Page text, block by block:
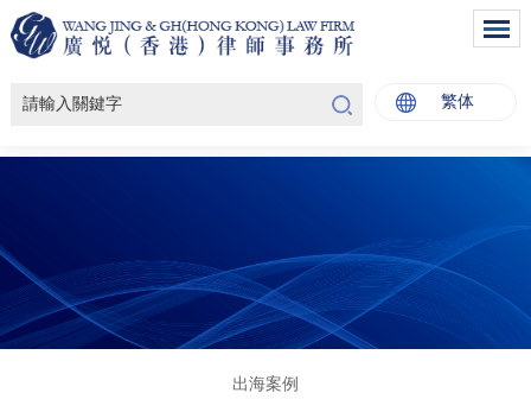
繁体
出海案例